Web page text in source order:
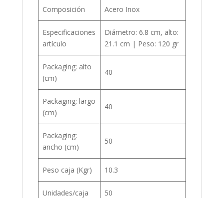
Composición Acero Inox
Especificaciones
artículo
Diámetro: 6.8 cm, alto:
21.1 cm | Peso: 120 gr
Packaging: alto
(cm)
40
Packaging: largo
(cm)
40
Packaging:
ancho (cm)
50
Peso caja (Kgr) 10.3
Unidades/caja 50